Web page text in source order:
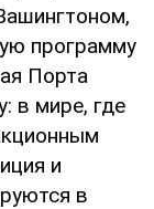
программу
Порта
в мире, где
и
в